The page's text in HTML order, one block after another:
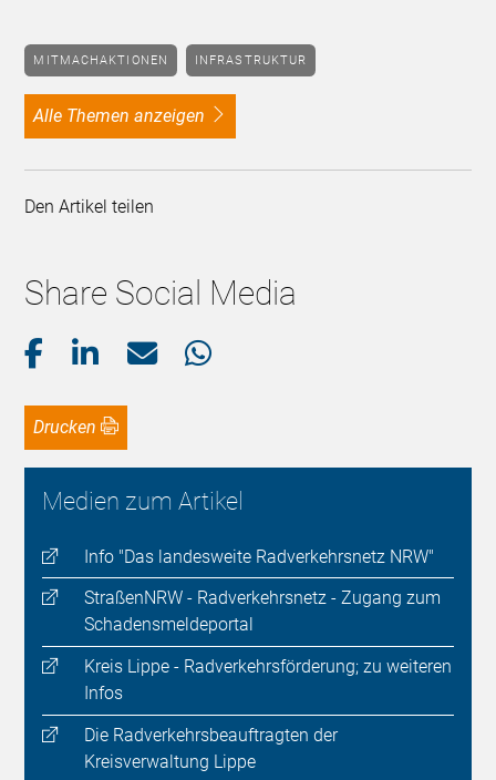
MITMACHAKTIONEN INFRASTRUKTUR
alle Themen anzeigen
Den Artikel teilen
Share Social Media
Drucken
Medien zum Artikel
Info "Das landesweite Radverkehrsnetz NRW"
StraßenNRW - Radverkehrsnetz - Zugang zum
Schadensmeldeportal
Kreis Lippe - Radverkehrsförderung; zu weiteren
Infos
Die Radverkehrsbeauftragten der
Kreisverwaltung Lippe